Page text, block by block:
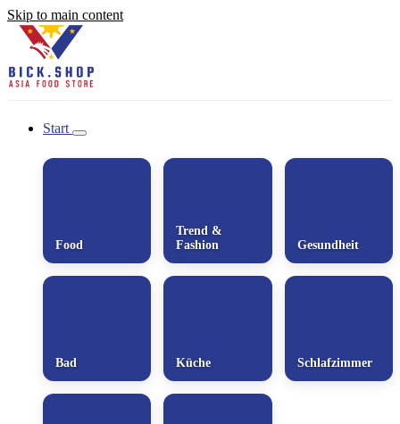
Skip to main content
Start
Food
Trend &
Fashion
Gesundheit
Bad Küche Schlafzimmer